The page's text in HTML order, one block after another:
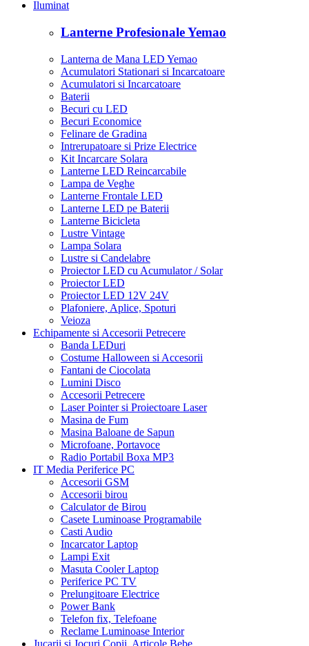
Iluminat
Lanterne Profesionale Yemao
Lanterna de Mana LED Yemao
Acumulatori Stationari si Incarcatoare
Acumulatori si Incarcatoare
Baterii
Becuri cu LED
Becuri Economice
Felinare de Gradina
Intrerupatoare si Prize Electrice
Kit Incarcare Solara
Lanterne LED Reincarcabile
Lampa de Veghe
Lanterne Frontale LED
Lanterne LED pe Baterii
Lanterne Bicicleta
Lustre Vintage
Lampa Solara
Lustre si Candelabre
Proiector LED cu Acumulator / Solar
Proiector LED
Proiector LED 12V 24V
Plafoniere, Aplice, Spoturi
Veioza
Echipamente si Accesorii Petrecere
Banda LEDuri
Costume Halloween si Accesorii
Fantani de Ciocolata
Lumini Disco
Accesorii Petrecere
Laser Pointer si Proiectoare Laser
Masina de Fum
Masina Baloane de Sapun
Microfoane, Portavoce
Radio Portabil Boxa MP3
IT Media Periferice PC
Accesorii GSM
Accesorii birou
Calculator de Birou
Casete Luminoase Programabile
Casti Audio
Incarcator Laptop
Lampi Exit
Masuta Cooler Laptop
Periferice PC TV
Prelungitoare Electrice
Power Bank
Telefon fix, Telefoane
Reclame Luminoase Interior
Jucarii si Jocuri Copii, Articole Bebe